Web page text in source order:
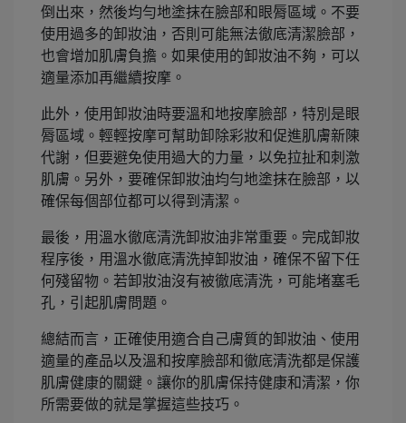
倒出來，然後均勻地塗抹在臉部和眼脣區域。不要
使用過多的卸妝油，否則可能無法徹底清潔臉部，
也會增加肌膚負擔。如果使用的卸妝油不夠，可以
適量添加再繼續按摩。
此外，使用卸妝油時要溫和地按摩臉部，特別是眼
脣區域。輕輕按摩可幫助卸除彩妝和促進肌膚新陳
代謝，但要避免使用過大的力量，以免拉扯和刺激
肌膚。另外，要確保卸妝油均勻地塗抹在臉部，以
確保每個部位都可以得到清潔。
最後，用溫水徹底清洗卸妝油非常重要。完成卸妝
程序後，用溫水徹底清洗掉卸妝油，確保不留下任
何殘留物。若卸妝油沒有被徹底清洗，可能堵塞毛
孔，引起肌膚問題。
總結而言，正確使用適合自己膚質的卸妝油、使用
適量的產品以及溫和按摩臉部和徹底清洗都是保護
肌膚健康的關鍵。讓你的肌膚保持健康和清潔，你
所需要做的就是掌握這些技巧。